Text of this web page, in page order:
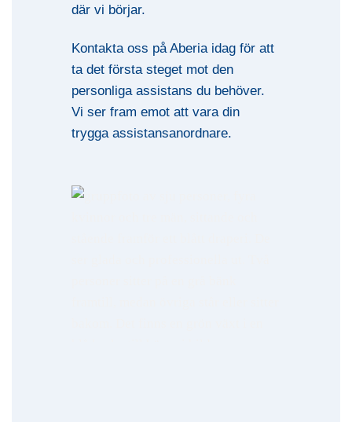
där vi börjar.
Kontakta oss på Aberia idag för att
ta det första steget mot den
personliga assistans du behöver.
Vi ser fram emot att vara din
trygga assistansanordnare.